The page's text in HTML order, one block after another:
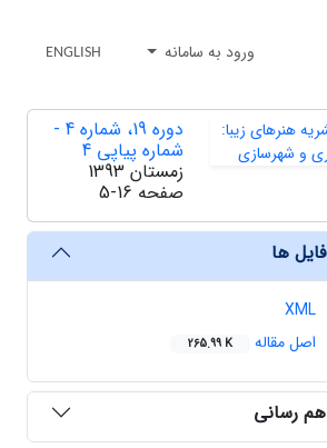
ورود به سامانه ENGLISH
دوره 19، شماره 4 -
شماره پیاپی 4
زمستان 1393
صفحه 5-16
فایل ها
XML
اصل مقاله
265.99 K
هم رسانی